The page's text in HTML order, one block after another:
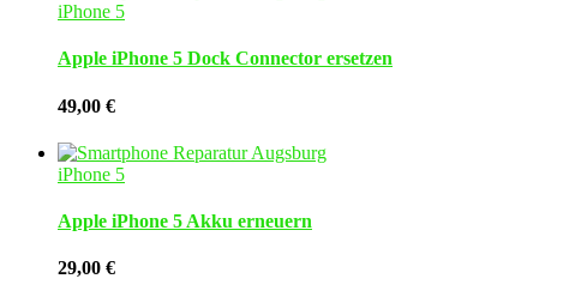
iPhone 5
Apple iPhone 5 Dock Connector ersetzen
49,00 €
iPhone 5
Apple iPhone 5 Akku erneuern
29,00 €